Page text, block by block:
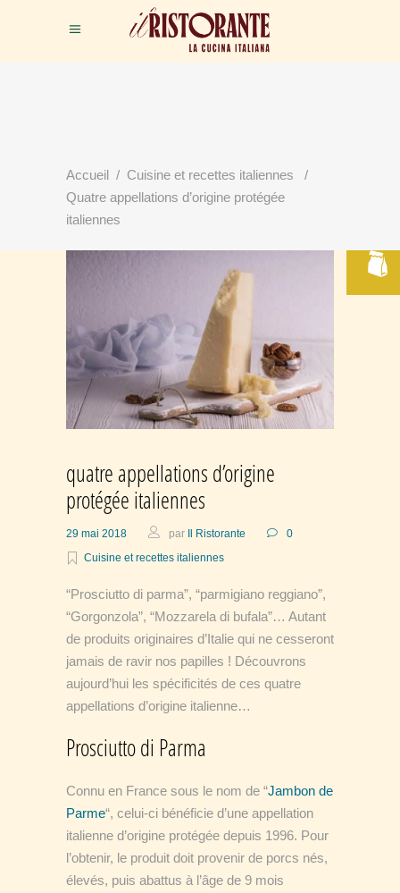
Accueil / Cuisine et recettes italiennes
/
Quatre appellations d’origine protégée
italiennes
quatre appellations d’origine
protégée italiennes
29 mai 2018 par Il Ristorante
0
Cuisine et recettes italiennes
“Prosciutto di parma”, “parmigiano reggiano”,
“Gorgonzola”, “Mozzarela di bufala”… Autant
de produits originaires d’Italie qui ne cesseront
jamais de ravir nos papilles ! Découvrons
aujourd’hui les spécificités de ces quatre
appellations d’origine italienne…
Prosciutto di Parma
Connu en France sous le nom de “Jambon de
Parme“, celui-ci bénéficie d’une appellation
italienne d’origine protégée depuis 1996. Pour
l’obtenir, le produit doit provenir de porcs nés,
élevés, puis abattus à l’âge de 9 mois
RÉSERVER
VOTRE TABLE